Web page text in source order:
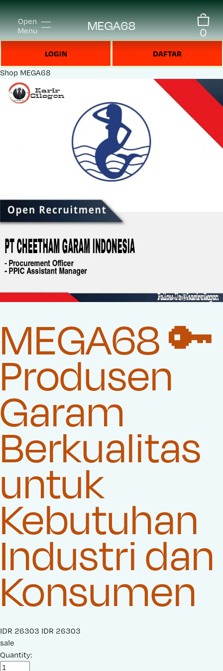
Open
Menu
MEGA68 0
LOGIN DAFTAR
Shop MEGA68
MEGA68 🔑
Produsen
Garam
Berkualitas
untuk
Kebutuhan
Industri dan
Konsumen
S
a
l
e
IDR 26303 O
IDR 26303
sale
Quantity: